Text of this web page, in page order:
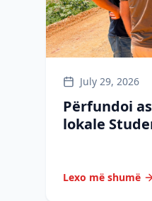
July 29, 2026
Përfundoi
lokale
Lexo më shumë